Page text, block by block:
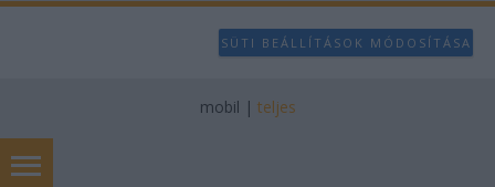
SÜTI BEÁLLÍTÁSOK MÓDOSÍTÁSA
mobil | teljes